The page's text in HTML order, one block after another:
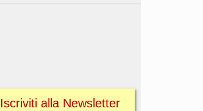
Iscriviti alla Newsletter